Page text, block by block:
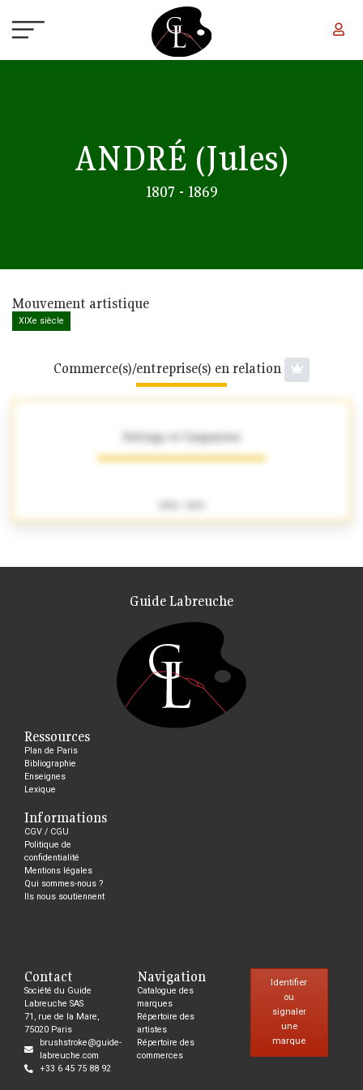
ANDRÉ (Jules)
1807 - 1869
Mouvement artistique
XIXe siècle
Commerce(s)/entreprise(s) en relation
Deforge et Carpentier
Guide Labreuche
Ressources
Plan de Paris
Bibliographie
Enseignes
Lexique
Informations
CGV / CGU
Politique de
confidentialité
Mentions légales
Qui sommes-nous ?
Ils nous soutiennent
Contact
Société du Guide
Labreuche SAS
71, rue de la Mare,
75020 Paris
brushstroke@guide-
labreuche.com
+33 6 45 75 88 92
Navigation
Catalogue des
marques
Répertoire des
artistes
Répertoire des
commerces
Identifier
ou
signaler
une
marque